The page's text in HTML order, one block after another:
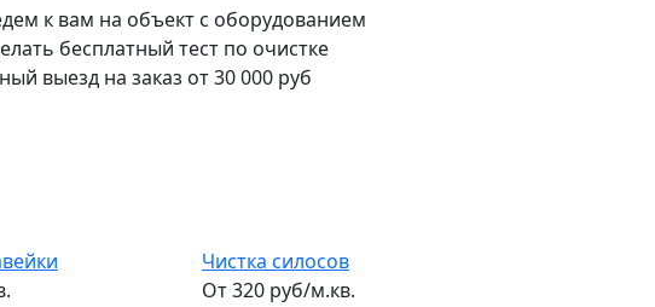
к вам на объект с оборудованием
бесплатный тест по очистке
выезд на заказ от 30 000 руб
Чистка силосов
От 320 руб/м.кв.